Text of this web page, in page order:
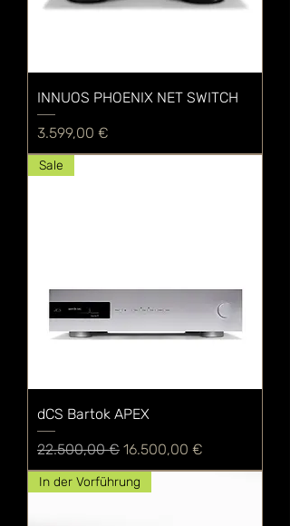
INNUOS PHOENIX NET SWITCH
Preis
3.599,00 €
Sale
dCS Bartok APEX
Standardpreis
22.500,00 € Sale-Preis
16.500,00 €
In der Vorführung